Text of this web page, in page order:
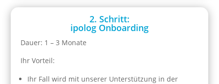
2. Schritt:
ipolog Onboarding
Dauer: 1 – 3 Monate
Ihr Vorteil:
Ihr Fall wird mit unserer Unterstützung in der